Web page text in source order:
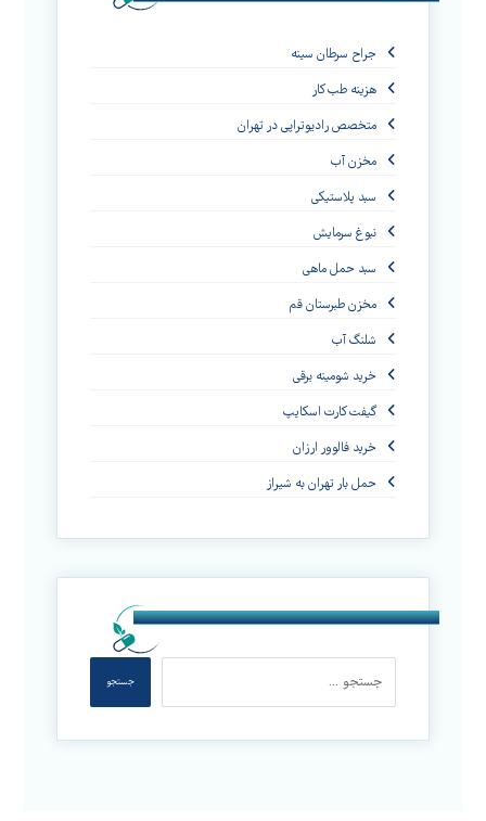
جراح سرطان سینه
هزینه طب کار
متخصص رادیوتراپی در تهران
مخزن آب
سبد پلاستیکی
نبوغ سرمایش
سبد حمل ماهی
مخزن طبرستان قم
شلنگ آب
خرید شومینه برقی
گیفت کارت اسکایپ
خرید فالوور ارزان
حمل بار تهران به شیراز
جستجو